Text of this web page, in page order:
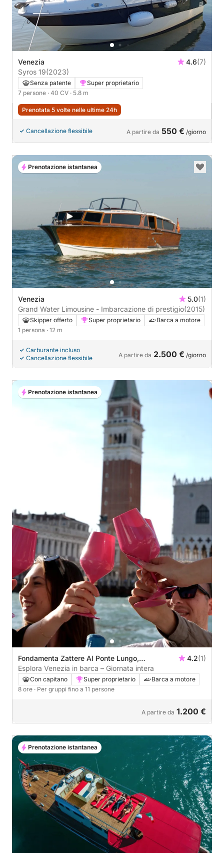
Venezia 4.6(7)
Syros 19(2023)
Senza patente
Super proprietario
7 persone · 40 CV · 5.8 m
Prenotata 5 volte nelle ultime 24h
Cancellazione flessibile A partire da 550 € /giorno
Venezia 5.0(1)
Grand Water Limousine - Imbarcazione di prestigio(2015)
Skipper offerto Super proprietario
Barca a motore
1 persona · 12 m
Carburante incluso
Cancellazione flessibile
A partire da 2.500 € /giorno
Prenotazione istantanea
Fondamenta Zattere Al Ponte Lungo,
Dorsoduro, Venezia, Italia
4.2(1)
Esplora Venezia in barca – Giornata intera
Con capitano Super proprietario
Barca a motore
8 ore · Per gruppi fino a 11 persone
A partire da 1.200 €
Prenotazione istantanea
Prenotazione istantanea